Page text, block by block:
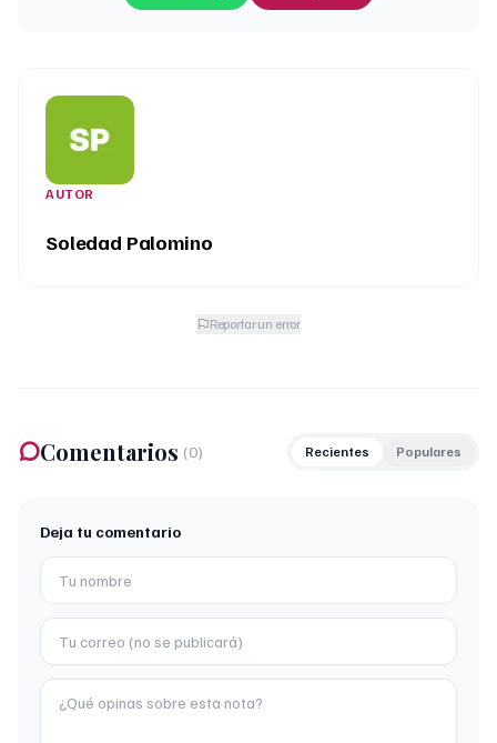
AUTOR
Soledad Palomino
Reportar un error
Comentarios (0) Recientes Populares
Deja tu comentario